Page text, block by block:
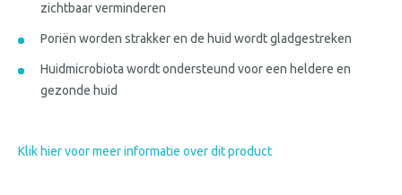
zichtbaar verminderen
Poriën worden strakker en de huid wordt gladgestreken
Huidmicrobiota wordt ondersteund voor een heldere en
gezonde huid
Klik hier voor meer informatie over dit product